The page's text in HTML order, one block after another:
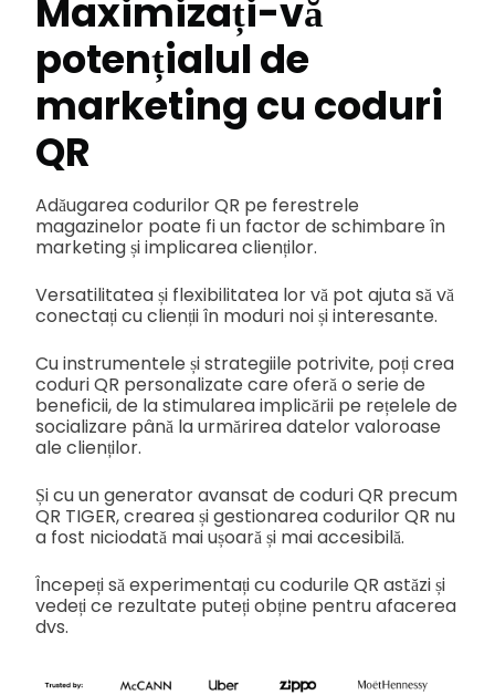
Maximizați-vă
potențialul de
marketing cu coduri
QR
Adăugarea codurilor QR pe ferestrele
magazinelor poate fi un factor de schimbare în
marketing și implicarea clienților.
Versatilitatea și flexibilitatea lor vă pot ajuta să vă
conectați cu clienții în moduri noi și interesante.
Cu instrumentele și strategiile potrivite, poți crea
coduri QR personalizate care oferă o serie de
beneficii, de la stimularea implicării pe rețelele de
socializare până la urmărirea datelor valoroase
ale clienților.
Și cu un generator avansat de coduri QR precum
QR TIGER, crearea și gestionarea codurilor QR nu
a fost niciodată mai ușoară și mai accesibilă.
Începeți să experimentați cu codurile QR astăzi și
vedeți ce rezultate puteți obține pentru afacerea
dvs.